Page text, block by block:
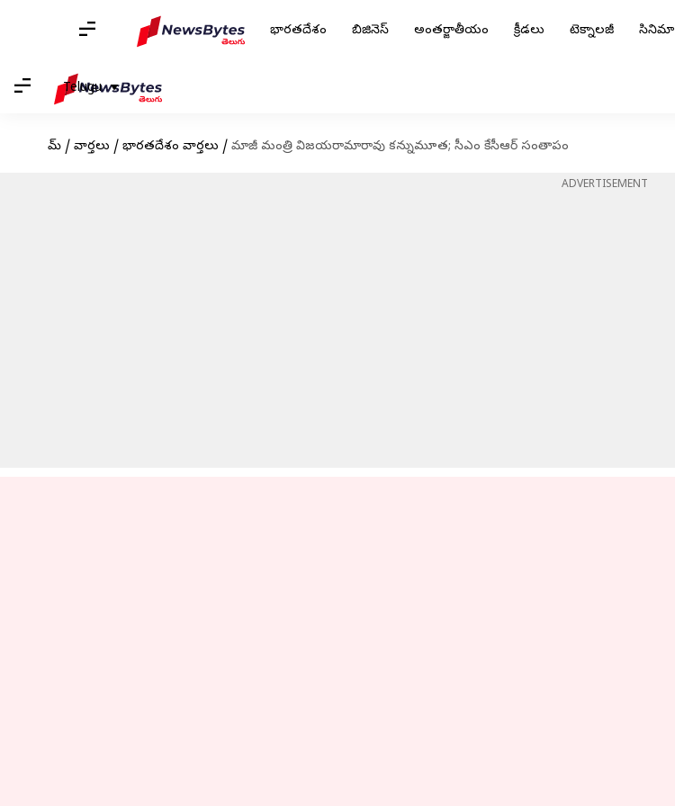
భారతదేశం బిజినెస్ అంతర్జాతీయం క్రీడలు టెక్నాలజీ సినిమా
Telugu
హోమ్ / వార్తలు / భారతదేశం వార్తలు / మాజీ మంత్రి విజయరామారావు కన్నుమూత; సీఎం కేసీఆర్ సంతాపం
ADVERTISEMENT